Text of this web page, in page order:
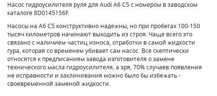
Насос гидроусилителя руля для Audi A6 C5 с номером в заводском
каталоге 8D0145156F.
Насосы на A6 C5 конструктивно надежны, но при пробегах 100-150
тысяч километров начинают выходить из строя. Чаще всего это
связано с наличием частиц износа, отработки в самой жидкости
гура, которая со временем убивает сам насос. Все скептически
относятся к предписаниям завода изготовителя о замене
технического масла гидроусилителя, а зря, 70% случаев появления
не исправности и заклинивания можно было бы избежать -
своевременной заменой жидкости.